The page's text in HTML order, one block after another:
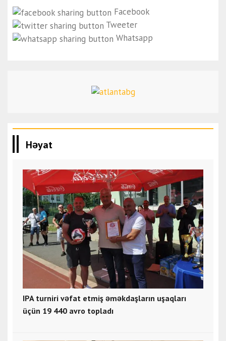
Facebook
Tweeter
Whatsapp
Həyat
IPA turniri vəfat etmiş əməkdaşların uşaqları
üçün 19 440 avro topladı